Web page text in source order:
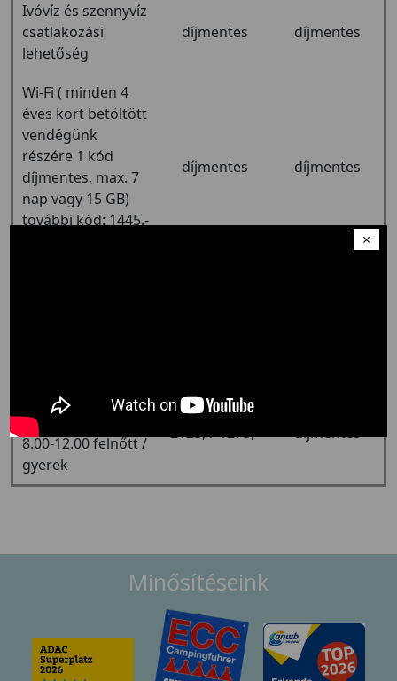
Ivóvíz és szennyvíz
csatlakozási
lehetőség
díjmentes díjmentes
Wi-Fi ( minden 4
éves kort betöltött
vendégünk
részére 1 kód
díjmentes, max. 7
nap vagy 15 GB)
további kód: 1445,-
díjmentes díjmentes
Korai
bejelentkezés:
8.00-12.00 felnőtt /
gyerek
2125,-/ 1275,- díjmentes
Minősítéseink
×